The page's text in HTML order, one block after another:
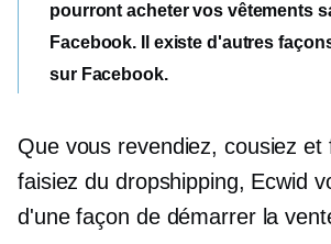
pourront acheter vos vêtements
Facebook. Il existe d'autres
sur Facebook.
Que vous revendiez, cousiez et
faisiez du dropshipping, Ecwid
d'une façon de démarrer la